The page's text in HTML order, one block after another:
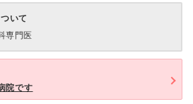
いて
専門医
院です